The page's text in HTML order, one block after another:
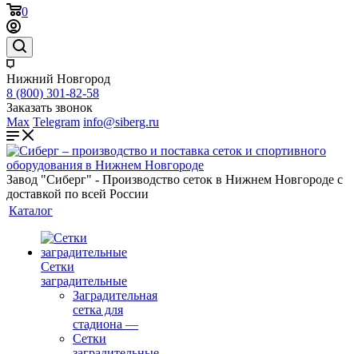
0
Нижний Новгород
8 (800) 301-82-58
Заказать звонок
Max Telegram info@siberg.ru
Завод "Сиберг" - Производство сеток в Нижнем Новгороде с
доставкой по всей России
Каталог
Сетки
заградительные
Заградительная
сетка для
стадиона —
Сетки